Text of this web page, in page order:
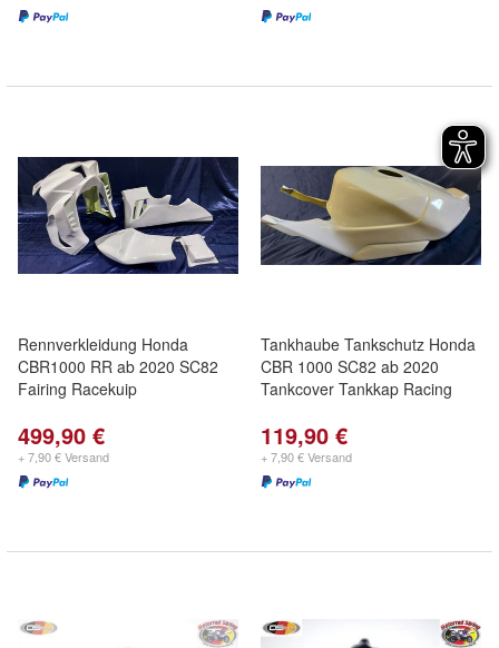
Rennverkleidung Honda
CBR1000 RR ab 2020 SC82
Fairing Racekuip
499,90 €
+ 7,90 € Versand
Tankhaube Tankschutz Honda
CBR 1000 SC82 ab 2020
Tankcover Tankkap Racing
119,90 €
+ 7,90 € Versand